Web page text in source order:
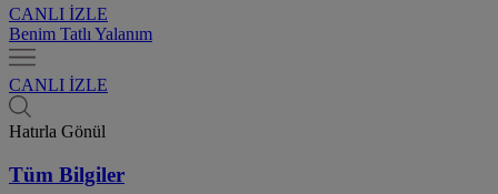
CANLI İZLE
Benim Tatlı Yalanım
CANLI İZLE
Hatırla Gönül
Tüm Bilgiler